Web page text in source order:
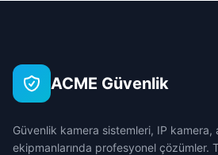
Çanakkale
Çankırı
ACME Güvenlik
Güvenlik kamera sistemleri, IP
ekipmanlarında profesyonel çözümler.